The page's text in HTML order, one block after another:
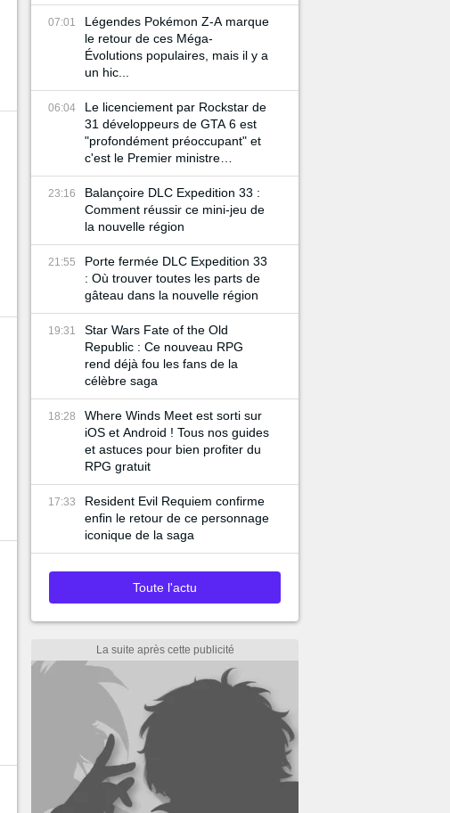
07:01
Légendes Pokémon Z-A marque
le retour de ces Méga-
Évolutions populaires, mais il y a
un hic...
06:04
Le licenciement par Rockstar de
31 développeurs de GTA 6 est
"profondément préoccupant" et
c'est le Premier ministre
britannique qui le dit
23:16
Balançoire DLC Expedition 33 :
Comment réussir ce mini-jeu de
la nouvelle région
21:55
Porte fermée DLC Expedition 33
: Où trouver toutes les parts de
gâteau dans la nouvelle région
19:31
Star Wars Fate of the Old
Republic : Ce nouveau RPG
rend déjà fou les fans de la
célèbre saga
18:28
Where Winds Meet est sorti sur
iOS et Android ! Tous nos guides
et astuces pour bien profiter du
RPG gratuit
17:33
Resident Evil Requiem confirme
enfin le retour de ce personnage
iconique de la saga
Toute l'actu